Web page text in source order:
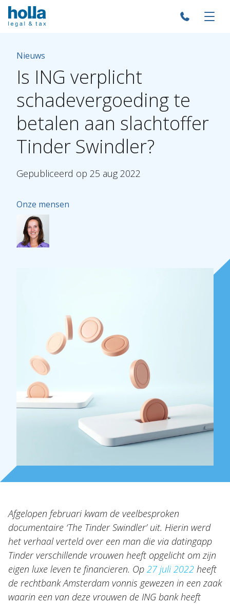
Over Holla
Onze mensen
Expertises
Nieuws
Is ING verplicht
schadevergoeding te
betalen aan slachtoffer
Tinder Swindler?
Gepubliceerd op 25 aug 2022
Onze mensen
Afgelopen februari kwam de veelbesproken
documentaire ‘The Tinder Swindler’ uit. Hierin werd
het verhaal verteld over een man die via datingapp
Tinder verschillende vrouwen heeft opgelicht om zijn
eigen luxe leven te financieren. Op 27 juli 2022 heeft
de rechtbank Amsterdam vonnis gewezen in een zaak
waarin een van deze vrouwen de ING bank heeft